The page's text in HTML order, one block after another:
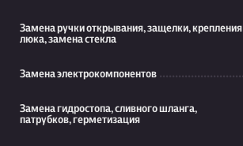
Замена ручки открывания, защелки, крепления
люка, замена стекла
Замена электрокомпонентов
Замена гидростопа, сливного шланга,
патрубков, герметизация